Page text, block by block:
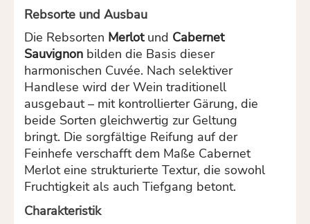
Rebsorte und Ausbau
Die Rebsorten Merlotund Cabernet
Sauvignon bilden die Basis dieser
harmonischen Cuvée. Nach selektiver
Handlese wird der Wein traditionell
ausgebaut – mit kontrollierter Gärung, die
beide Sorten gleichwertig zur Geltung
bringt. Die sorgfältige Reifung auf der
Feinhefe verschafft dem Maße Cabernet
Merlot eine strukturierte Textur, die sowohl
Fruchtigkeit als auch Tiefgang betont.
Charakteristik